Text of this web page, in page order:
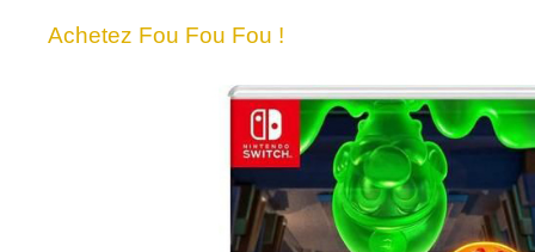
Achetez Fou Fou Fou !